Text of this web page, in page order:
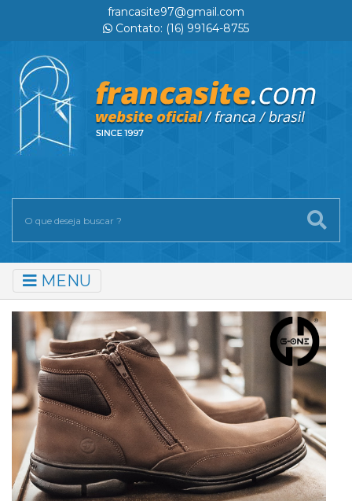
francasite97@gmail.com
Contato: (16) 99164-8755
MENU